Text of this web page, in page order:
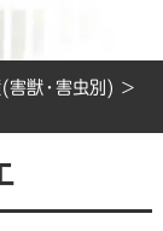
害獣・害虫別) >